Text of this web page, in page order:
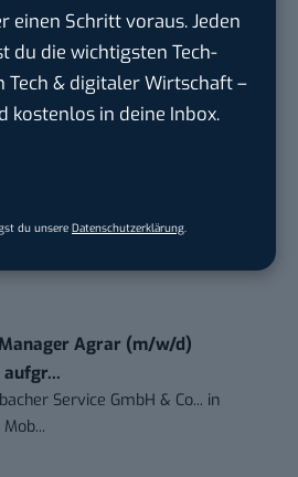
einen Schritt voraus. Jeden
du die wichtigsten Tech-
Tech & digitaler Wirtschaft –
kostenlos in deine Inbox.
du unsere Datenschutzerklärung.
Holding GmbHin Eschborn
(m/w/d) Online-
Engineer – OT (f/m/x)
Agrar (m/w/d)
Service GmbH & Co... in